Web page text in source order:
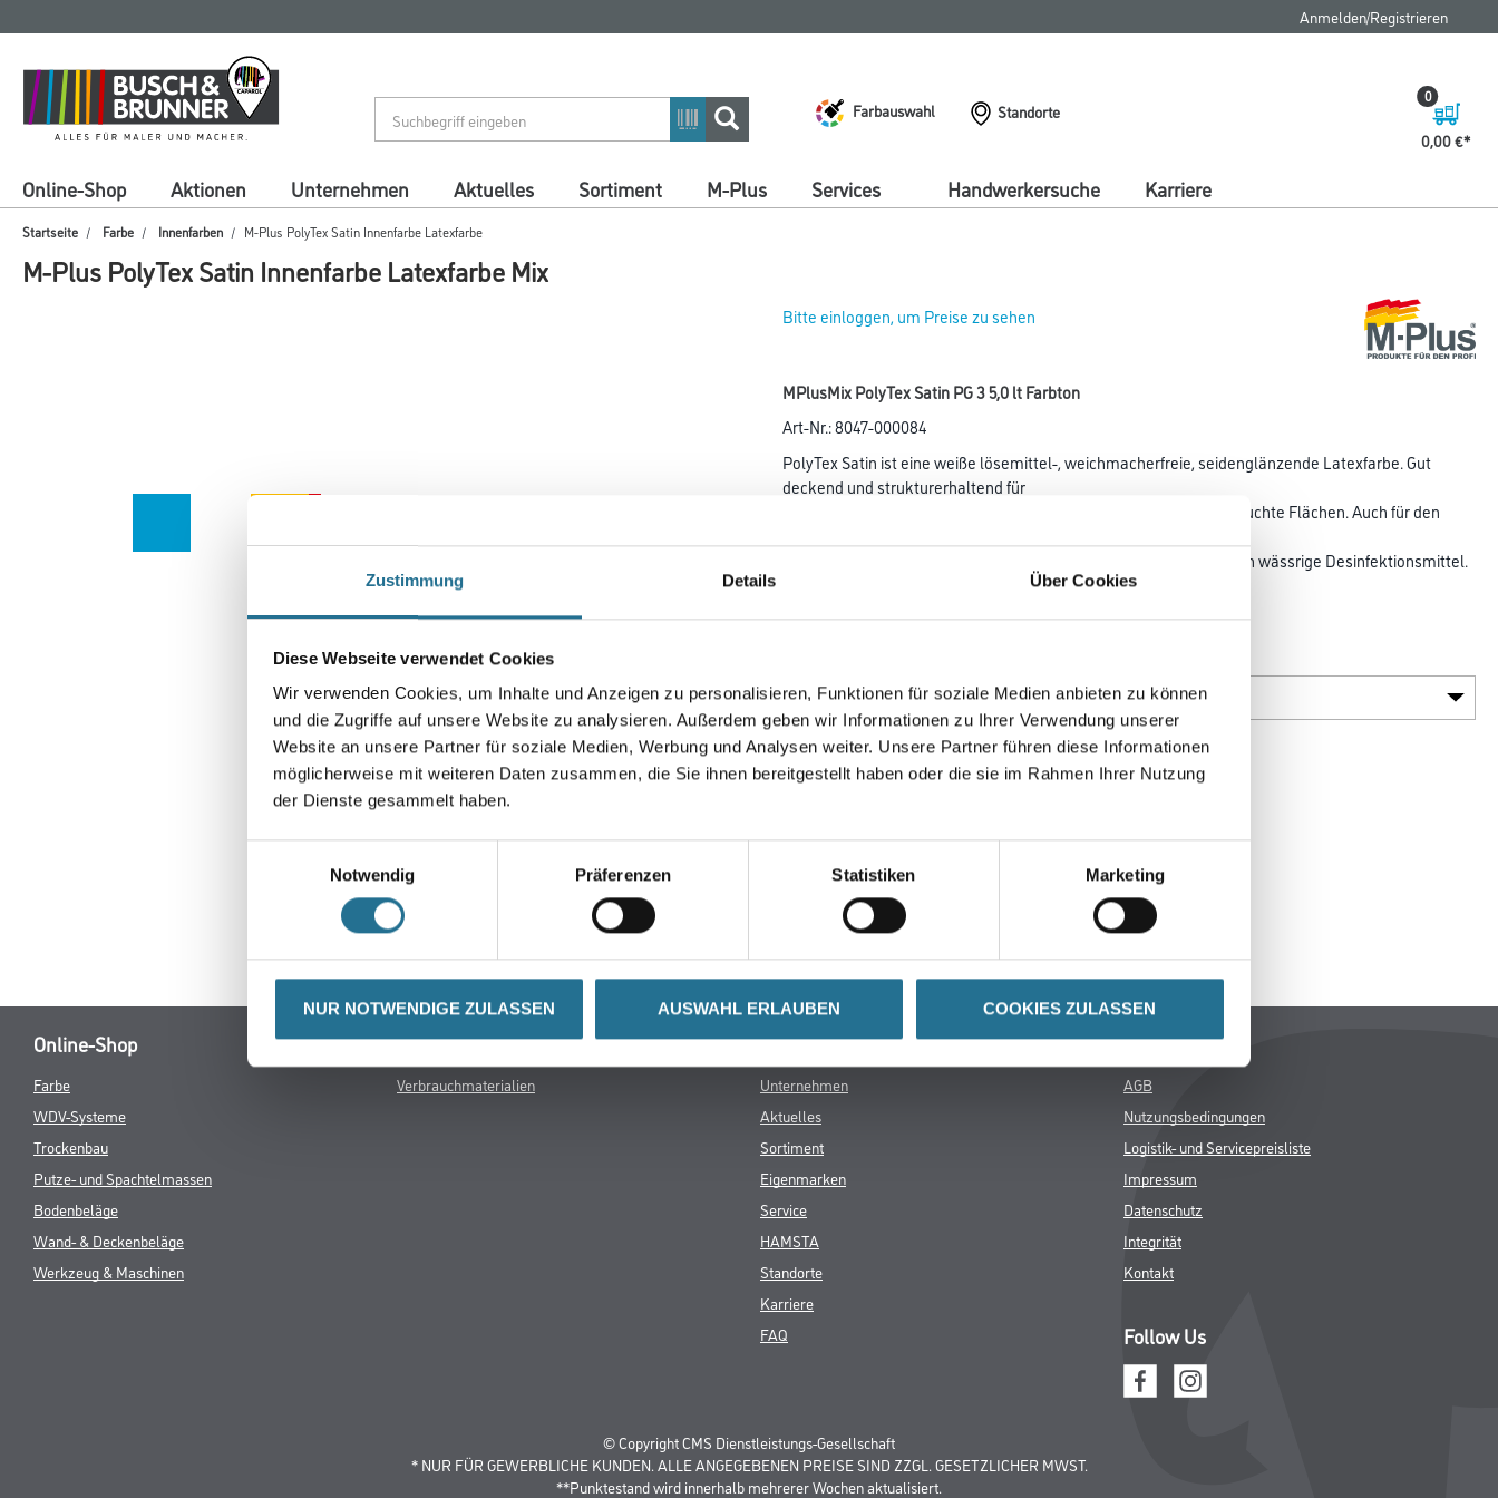
Zustimmung Details Über Cookies
Diese Webseite verwendet Cookies
Wir verwenden Cookies, um Inhalte und Anzeigen zu personalisieren, Funktionen für soziale Medien anbieten zu können
und die Zugriffe auf unsere Website zu analysieren. Außerdem geben wir Informationen zu Ihrer Verwendung unserer
Website an unsere Partner für soziale Medien, Werbung und Analysen weiter. Unsere Partner führen diese Informationen
möglicherweise mit weiteren Daten zusammen, die Sie ihnen bereitgestellt haben oder die sie im Rahmen Ihrer Nutzung
der Dienste gesammelt haben.
Notwendig
Präferenzen Statistiken Marketing
NUR NOTWENDIGE ZULASSEN AUSWAHL ERLAUBEN COOKIES ZULASSEN
springen
springen
Anmelden/Registrieren
Farbauswahl
Standorte
0,00 €
0
Online-Shop Aktionen Unternehmen Aktuelles Sortiment M-Plus Services Handwerkersuche Karriere
Startseite Farbe Innenfarben M-Plus PolyTex Satin Innenfarbe Latexfarbe
M-Plus PolyTex Satin Innenfarbe Latexfarbe Mix
Bitte einloggen, um Preise zu sehen
MPlusMix PolyTex Satin PG 3 5,0 lt Farbton
Art-Nr.:8047-000084
PolyTex Satin ist eine weiße lösemittel-, weichmacherfreie, seidenglänzende Latexfarbe. Gut
deckend und strukturerhaltend für
alle gängigen Untergründe. Besonders geeignet für stark beanspruchte Flächen. Auch für den
Glasfasergewebe/Malervlies. Reinigungsfähig und beständig gegen wässrige Desinfektionsmittel.
Umrechnungsfaktoren
Online-Shop
Farbe
WDV-Systeme
Trockenbau
Putze- und Spachtelmassen
Bodenbeläge
Wand- & Deckenbeläge
Werkzeug & Maschinen
Verbrauchmaterialien
Busch & Brunner
Unternehmen
Aktuelles
Sortiment
Eigenmarken
Service
HAMSTA
Standorte
Karriere
FAQ
Rechtliches
AGB
Nutzungsbedingungen
Logistik- und Servicepreisliste
Impressum
Datenschutz
Integrität
Kontakt
Follow Us
© Copyright CMS Dienstleistungs-Gesellschaft
* NUR FÜR GEWERBLICHE KUNDEN. ALLE ANGEGEBENEN PREISE SIND ZZGL. GESETZLICHER MWST.
**Punktestand wird innerhalb mehrerer Wochen aktualisiert.